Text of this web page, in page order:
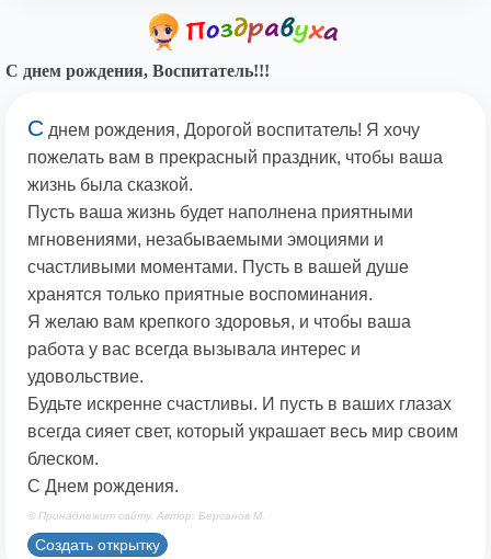
С днем рождения, Воспитатель!!!
С днем рождения, Дорогой воспитатель! Я хочу
пожелать вам в прекрасный праздник, чтобы ваша
жизнь была сказкой.
Пусть ваша жизнь будет наполнена приятными
мгновениями, незабываемыми эмоциями и
счастливыми моментами. Пусть в вашей душе
хранятся только приятные воспоминания.
Я желаю вам крепкого здоровья, и чтобы ваша
работа у вас всегда вызывала интерес и
удовольствие.
Будьте искренне счастливы. И пусть в ваших глазах
всегда сияет свет, который украшает весь мир своим
блеском.
С Днем рождения.
© Принадлежит сайту. Автор: Берсанов М.
Создать открытку